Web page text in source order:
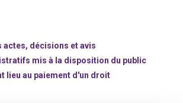
actes, décisions et avis
mis à la disposition du public
lieu au paiement d'un droit